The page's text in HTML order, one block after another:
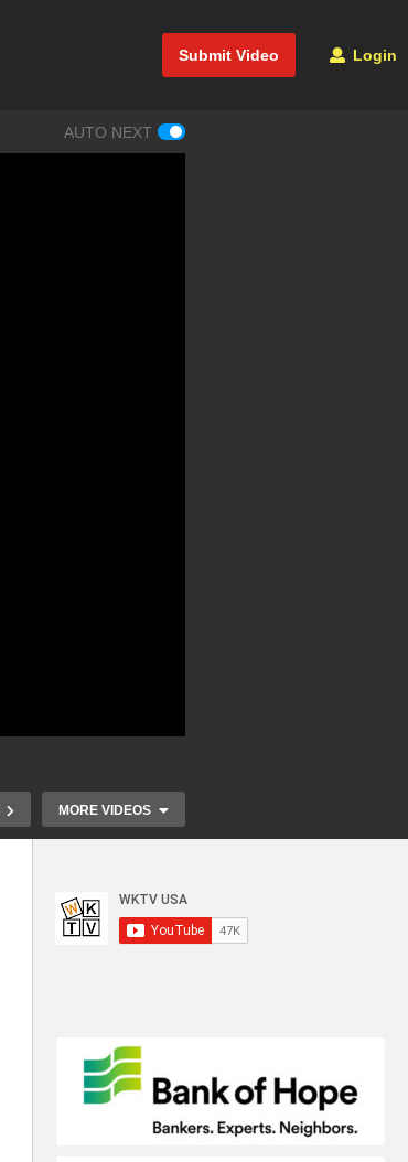
Submit Video Login
AUTO NEXT
MORE VIDEOS